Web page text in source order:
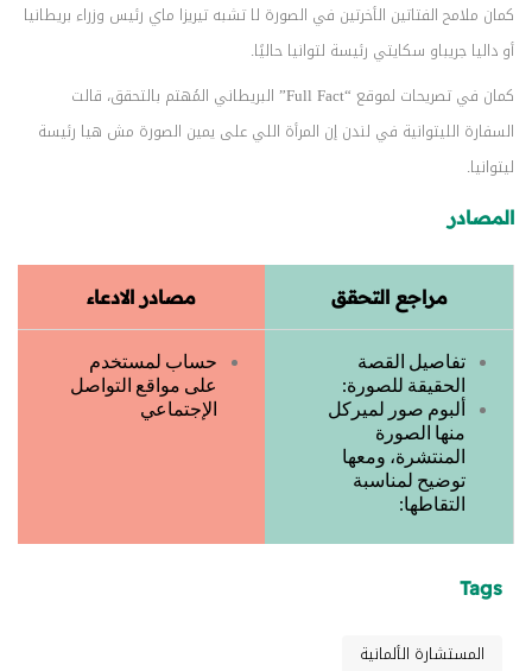
كمان ملامح الفتاتين الأخرتين في الصورة لا تشبه تيريزا ماي رئيس وزراء بريطانيا
أو داليا جريباو سكايتي رئيسة لتوانيا حاليًا.
كمان في تصريحات لموقع “Full Fact” البريطاني المُهتم بالتحقق، قالت
السفارة الليتوانية في لندن إن المرأة اللي على يمين الصورة مش هيا رئيسة
ليتوانيا.
المصادر
مراجع التحقق مصادر الادعاء
تفاصيل القصة
الحقيقة للصورة:
ألبوم صور لميركل
منها الصورة
المنتشرة، ومعها
توضيح لمناسبة
التقاطها:
حساب لمستخدم
على مواقع التواصل
الإجتماعي
Tags
المستشارة الألمانية